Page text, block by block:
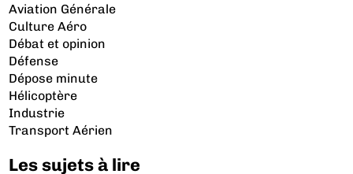
Aviation Générale
Culture Aéro
Débat et opinion
Défense
Dépose minute
Hélicoptère
Industrie
Transport Aérien
Les sujets à lire